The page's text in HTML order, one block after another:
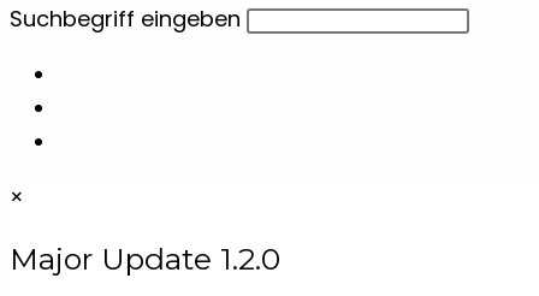
Diese
durchsuchen
Suchbegriff eingeben
×
Major Update 1.2.0